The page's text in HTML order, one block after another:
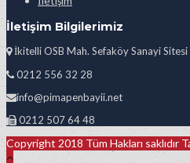
İletişim Bilgilerimiz
İkitelli OSB Mah. Sefaköy Sanayi
0212 556 32 28
info@pimapenbayii.net
0212 507 64 48
Copyright 2018 Tüm Hakları saklıdır